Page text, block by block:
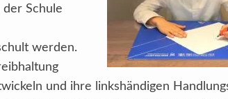
Schule
werden.
und ihre linkshändigen